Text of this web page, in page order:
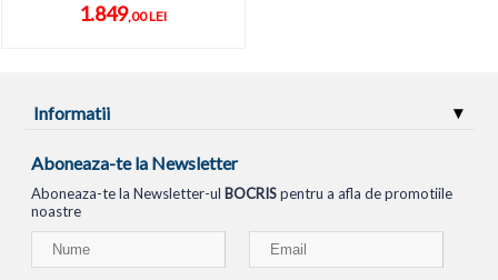
1.849,00 LEI
Informatii
Aboneaza-te la Newsletter
Aboneaza-te la Newsletter-ul BOCRISpentru a afla de promotiile
noastre